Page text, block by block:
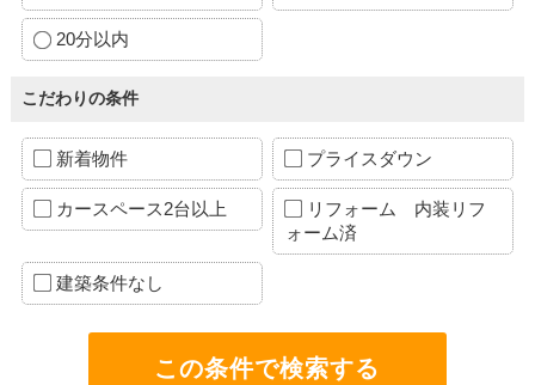
20分以内
こだわりの条件
新着物件 プライスダウン
カースペース2台以上
リフォーム 内装リフ
ォーム済
建築条件なし